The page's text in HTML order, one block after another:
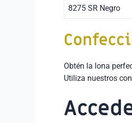
8275 SR Negro
Obtén la lona
Utiliza nuestros